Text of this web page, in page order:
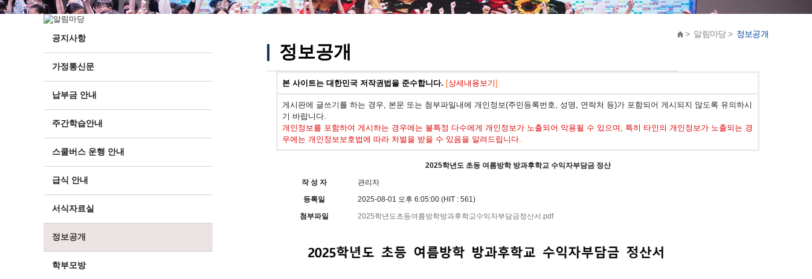
정기고사 기출문제
공지사항
가정통신문
납부금 안내
주간학습안내
스쿨버스 운행 안내
급식 안내
서식자료실
정보공개
학부모방
> 알림마당 > 정보공개
정보공개
본 사이트는 대한민국 저작권법을 준수합니다. [상세내용보기]
게시판에 글쓰기를 하는 경우, 본문 또는 첨부파일내에 개인정보(주민등록번호, 성명, 연락처 등)가 포함되어 게시되지 않도록 유의하시
기 바랍니다.
개인정보를 포함하여 게시하는 경우에는 불특정 다수에게 개인정보가 노출되어 악용될 수 있으며, 특히 타인의 개인정보가 노출되는 경
우에는 개인정보보호법에 따라 처벌을 받을 수 있음을 알려드립니다.
2025학년도 초등 여름방학 방과후학교 수익자부담금 정산
작 성 자
관리자
등록일
2025-08-01 오후 6:05:00 (HIT : 561)
첨부파일
2025학년도초등여름방학방과후학교수익자부담금정산서.pdf